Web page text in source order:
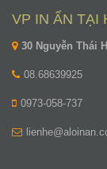
VP IN ẤN TẠI
30 Nguyễn Thái
08.68639925
0973-058-737